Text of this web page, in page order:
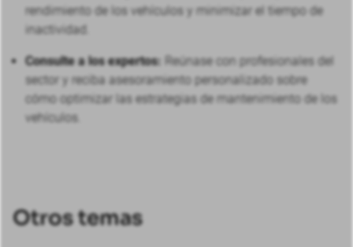
rendimiento de los vehículos y minimizar el tiempo de
inactividad.
Consulte a los expertos: Reúnase con profesionales del
sector y reciba asesoramiento personalizado sobre
cómo optimizar las estrategias de mantenimiento de los
vehículos.
Otros temas